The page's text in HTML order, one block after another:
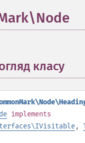
класу
implements
,